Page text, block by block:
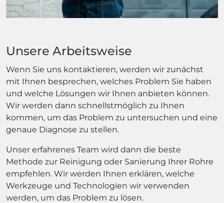
Unsere Arbeitsweise
Wenn Sie uns kontaktieren, werden wir zunächst
mit Ihnen besprechen, welches Problem Sie haben
und welche Lösungen wir Ihnen anbieten können.
Wir werden dann schnellstmöglich zu Ihnen
kommen, um das Problem zu untersuchen und eine
genaue Diagnose zu stellen.
Unser erfahrenes Team wird dann die beste
Methode zur Reinigung oder Sanierung Ihrer Rohre
empfehlen. Wir werden Ihnen erklären, welche
Werkzeuge und Technologien wir verwenden
werden, um das Problem zu lösen.